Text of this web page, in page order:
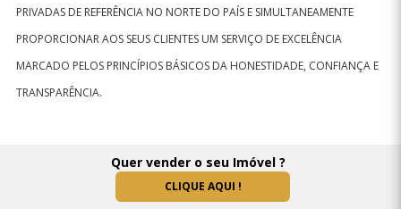
PRIVADAS DE REFERÊNCIA NO NORTE DO PAÍS E SIMULTANEAMENTE
PROPORCIONAR AOS SEUS CLIENTES UM SERVIÇO DE EXCELÊNCIA
MARCADO PELOS PRINCÍPIOS BÁSICOS DA HONESTIDADE, CONFIANÇA E
TRANSPARÊNCIA.
Quer vender o seu Imóvel ?
CLIQUE AQUI !